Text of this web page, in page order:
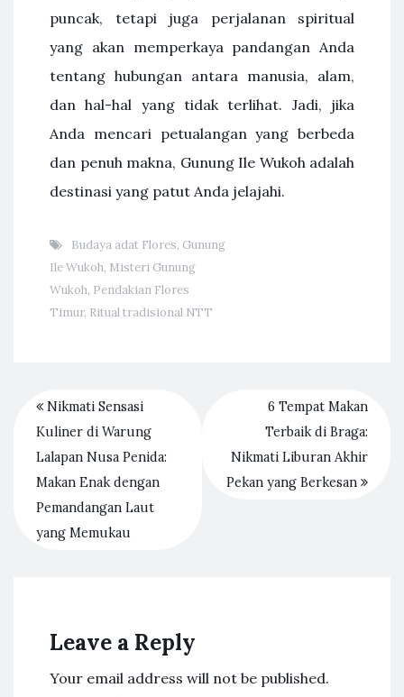
puncak, tetapi juga perjalanan spiritual
yang akan memperkaya pandangan Anda
tentang hubungan antara manusia, alam,
dan hal-hal yang tidak terlihat. Jadi, jika
Anda mencari petualangan yang berbeda
dan penuh makna, Gunung Ile Wukoh adalah
destinasi yang patut Anda jelajahi.
Budaya adat Flores, Gunung
Ile Wukoh, Misteri Gunung
Wukoh, Pendakian Flores
Timur, Ritual tradisional NTT
Nikmati Sensasi
Kuliner di Warung
Lalapan Nusa Penida:
Makan Enak dengan
Pemandangan Laut
yang Memukau
6 Tempat Makan
Terbaik di Braga:
Nikmati Liburan Akhir
Pekan yang Berkesan
Leave a Reply
Your email address will not be published.